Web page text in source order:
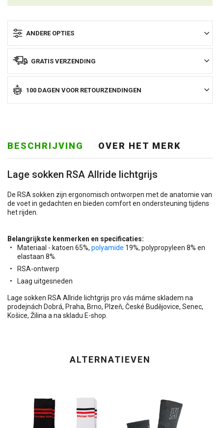
ANDERE OPTIES
GRATIS VERZENDING
100 DAGEN VOOR RETOURZENDINGEN
BESCHRIJVING OVER HET MERK
Lage sokken RSA Allride lichtgrijs
De RSA sokken zijn ergonomisch ontworpen met de anatomie van
de voet in gedachten en bieden comfort en ondersteuning tijdens
het rijden.
Belangrijkste kenmerken en specificaties:
Materiaal - katoen 65%, polyamide 19%, polypropyleen 8% en
elastaan 8%.
RSA-ontwerp
Laag uitgesneden
Lage sokken RSA Allride lichtgrijs pro vás máme skladem na
prodejnách Dobrá, Praha, Brno, Plzeň, České Budějovice, Senec,
Košice, Žilina a na skladu E-shop.
ALTERNATIEVEN